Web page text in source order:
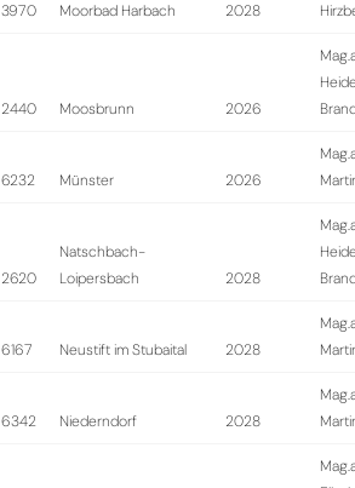
3970 Moorbad Harbach 2028
2440 Moosbrunn 2026
6232 Münster 2026
2620
Natschbach-
Loipersbach
2028
6167 Neustift im Stubaital 2028
6342 Niederndorf 2028